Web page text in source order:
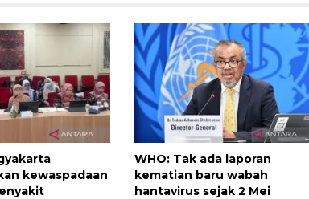
kewaspadaan
WHO: Tak ada laporan
kematian baru wabah
hantavirus sejak 2 Mei